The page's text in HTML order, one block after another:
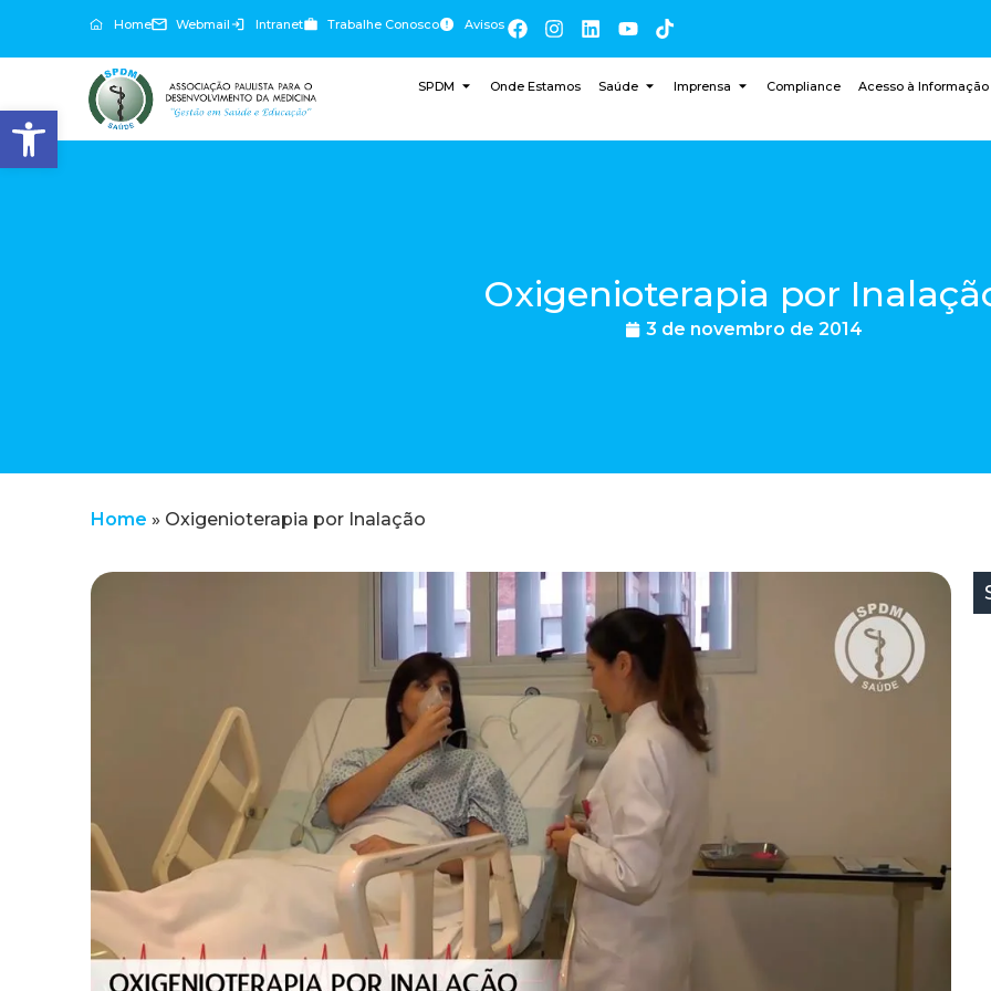
Abrir a barra de ferramentas
Home Webmail Intranet Trabalhe Conosco Avisos
SPDM Onde Estamos Saúde Imprensa Compliance Acesso à Informação
Oxigenioterapia por
3 de novembro de 2014
Home » Oxigenioterapia por Inalação